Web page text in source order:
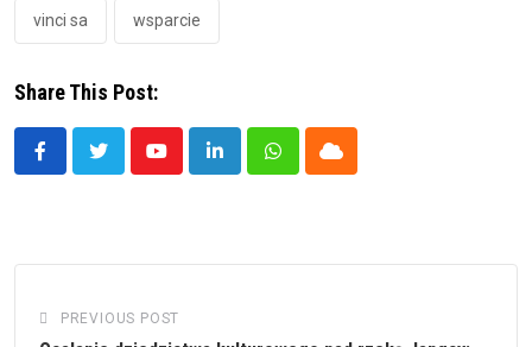
vinci sa wsparcie
Share This Post:
YoutubeLinkedInWhatsappCloud
PREVIOUS POST